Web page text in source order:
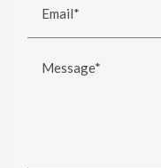
Email*
Message*